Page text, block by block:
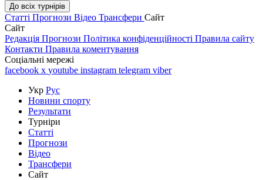
До всіх турнірів
Статті Прогнози Відео Трансфери Сайт
Сайт
Редакція Прогнози Політика конфіденційності Правила сайту
Контакти Правила коментування
Соціальні мережі
facebook x youtube instagram telegram viber
Укр Рус
Новини спорту
Результати
Турніри
Статті
Прогнози
Відео
Трансфери
Сайт